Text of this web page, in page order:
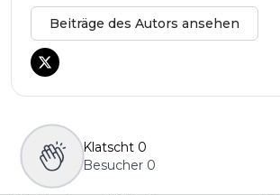
Beiträge des Autors ansehen
Klatscht 0
Besucher 0